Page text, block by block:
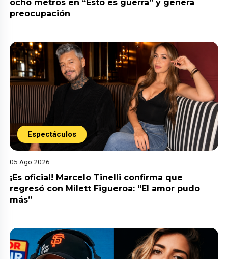
ocho metros en “Esto es guerra” y genera
preocupación
Espectáculos
05 Ago 2026
¡Es oficial! Marcelo Tinelli confirma que
regresó con Milett Figueroa: “El amor pudo
más”